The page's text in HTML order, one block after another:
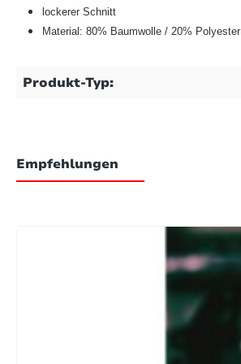
lockerer Schnitt
Material: 80% Baumwolle / 20% Polyester
Produkt-Typ:
Empfehlungen